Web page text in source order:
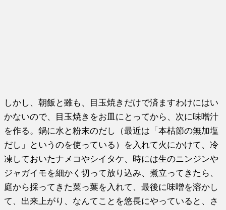
しかし、朝飯と雖も、目玉焼きだけで済ますわけにはい
かないので、目玉焼きをお皿にとってから、次に味噌汁
を作る。鍋に水と粉末のだし（最近は「本枯節の無加塩
だし」というのを使っている）を入れて火にかけて、冷
凍しておいたナメコやシイタケ、時には生のニンジンや
ジャガイモを細かく切って放り込み、煮立ってきたら、
庭から採ってきた菜っ葉を入れて、最後に味噌を溶かし
て、出来上がり、なんてことを悠長にやっていると、さ